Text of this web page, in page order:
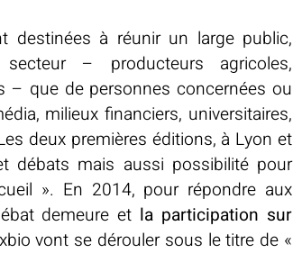
destinées à réunir un large public,
– producteurs agricoles,
– que de personnes concernées ou
milieux financiers, universitaires,
deux premières éditions, à Lyon et
débats mais aussi possibilité pour
». En 2014, pour répondre aux
demeure et la participation sur
vont se dérouler sous le titre de «